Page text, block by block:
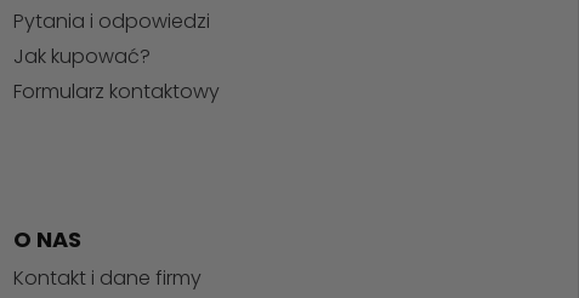
Pytania i odpowiedzi
Jak kupować?
Formularz kontaktowy
O NAS
Kontakt i dane firmy